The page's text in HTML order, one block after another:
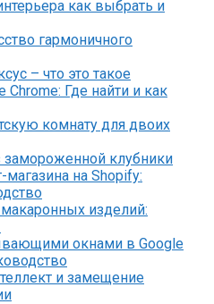
как выбрать и
гармоничного
– что это такое
Где найти и как
комнату для двоих
замороженной клубники
магазина на Shopify:
изделий:
окнами в Google
и замещение